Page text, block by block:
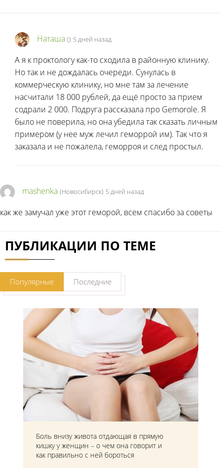
Наташа () 5 дней назад
А я к проктологу как-то сходила в районную клинику.
Но так и не дождалась очереди. Сунулась в
коммерческую клинику, но мне там за лечение
насчитали 18 000 рублей, да ещё просто за прием
содрали 2 000. Подруга рассказала про Gemorole. Я
было не поверила, но она убедила так сказать личным
примером (у нее муж лечил геморрой им). Так что я
заказала и не пожалела, геморроя и след простыл.
mashenka (Новосибирск) 5 дней назад
как же замучал уже этот геморой, всем спасибо за советы
ПУБЛИКАЦИИ ПО ТЕМЕ
Популярные Последние
Боль внизу живота отдающая в прямую
кишку у женщин – о чем она говорит и
как правильно с ней бороться